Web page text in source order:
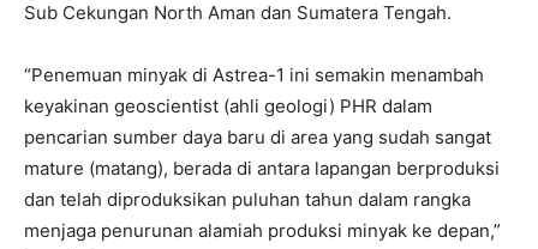
Sub Cekungan North Aman dan Sumatera Tengah.
“Penemuan minyak di Astrea-1 ini semakin menambah
keyakinan geoscientist (ahli geologi) PHR dalam
pencarian sumber daya baru di area yang sudah sangat
mature (matang), berada di antara lapangan berproduksi
dan telah diproduksikan puluhan tahun dalam rangka
menjaga penurunan alamiah produksi minyak ke depan,”